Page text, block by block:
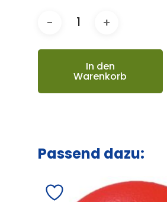
In den
Warenkorb
Passend dazu: